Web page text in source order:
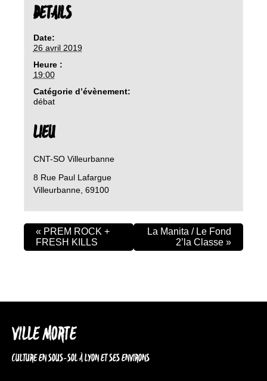
DETAILS
Date:
26 avril 2019
Heure :
19:00
Catégorie d’évènement:
débat
LIEU
CNT-SO Villeurbanne
8 Rue Paul Lafargue
Villeurbanne, 69100
« PREM ROCK +
FRESH KILLS
La Manita / Le Fond
2’la Classe »
VILLE MORTE
CULTURE EN SOUS-SOL À LYON ET SES ENVIRONS